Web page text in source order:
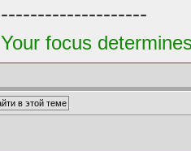
--------------------
Your focus